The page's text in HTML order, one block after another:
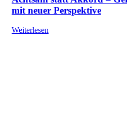
mit neuer Perspektive
Weiterlesen